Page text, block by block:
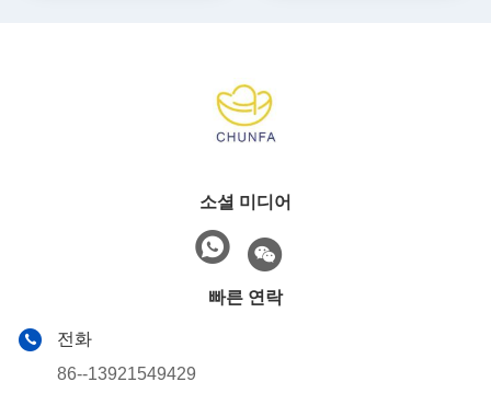
소셜 미디어
빠른 연락
전화
86--13921549429